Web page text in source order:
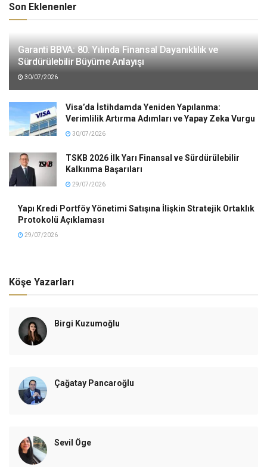
Son Eklenenler
Garanti BBVA: 80. Yılında Finansal Dayanıklılık ve
Sürdürülebilir Büyüme Anlayışı
30/07/2026
Visa’da İstihdamda Yeniden Yapılanma:
Verimlilik Artırma Adımları ve Yapay Zeka Vurgu
30/07/2026
TSKB 2026 İlk Yarı Finansal ve Sürdürülebilir
Kalkınma Başarıları
29/07/2026
Yapı Kredi Portföy Yönetimi Satışına İlişkin Stratejik Ortaklık
Protokolü Açıklaması
29/07/2026
Köşe Yazarları
Birgi Kuzumoğlu
Çağatay Pancaroğlu
Sevil Öge